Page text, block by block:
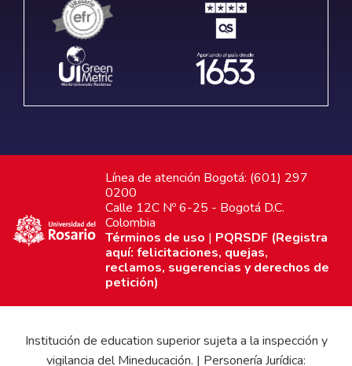
Línea de atención Bogotá: (601) 297
0200
Calle 12C Nº 6-25 - Bogotá D.C.
Colombia
Términos de uso | PQRSDF (Registra
aquí: felicitaciones, quejas,
reclamos, sugerencias y derechos de
petición)
Institución de education superior sujeta a la inspección y
vigilancia del Mineducación. | Personería Jurídica: